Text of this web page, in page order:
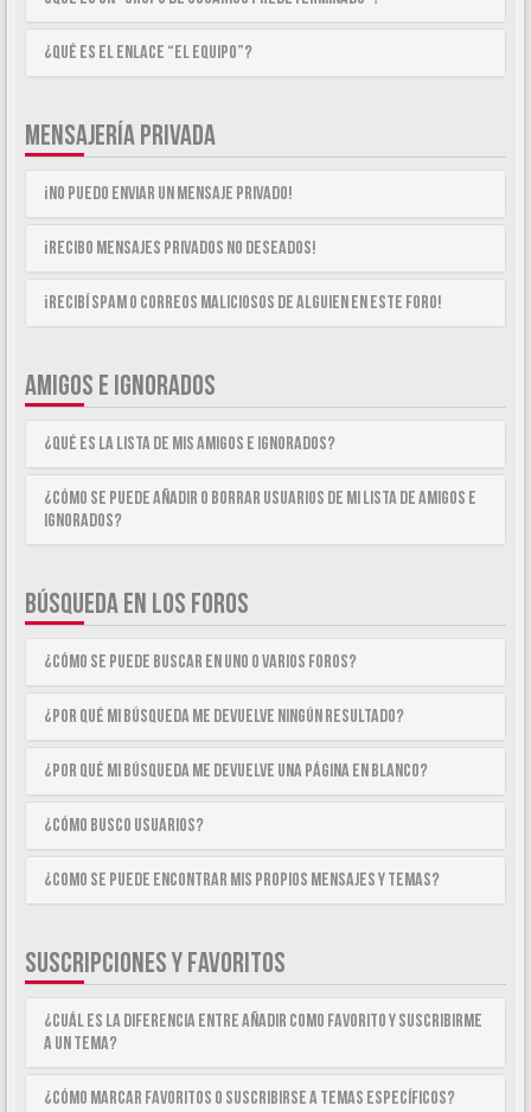
¿Qué es el enlace “El equipo”?
MENSAJERÍA PRIVADA
¡No puedo enviar un mensaje privado!
¡Recibo mensajes privados no deseados!
¡Recibí spam o correos maliciosos de alguien en este foro!
AMIGOS E IGNORADOS
¿Qué es la lista de Mis Amigos e Ignorados?
¿Cómo se puede añadir o borrar usuarios de mi lista de Amigos e
Ignorados?
BÚSQUEDA EN LOS FOROS
¿Cómo se puede buscar en uno o varios foros?
¿Por qué mi búsqueda me devuelve ningún resultado?
¿Por qué mi búsqueda me devuelve una página en blanco?
¿Cómo busco usuarios?
¿Como se puede encontrar mis propios mensajes y temas?
SUSCRIPCIONES Y FAVORITOS
¿Cuál es la diferencia entre añadir como Favorito y suscribirme
a un tema?
¿Cómo marcar Favoritos o suscribirse a temas específicos?